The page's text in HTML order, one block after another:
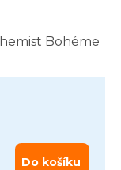
Bohéme
Do košíku